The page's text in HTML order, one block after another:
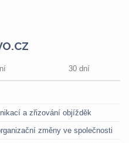
30 dní
a zřizování objížděk
změny ve společnosti